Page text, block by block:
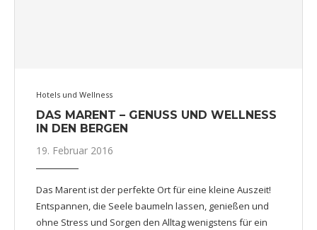
Hotels und Wellness
DAS MARENT – GENUSS UND WELLNESS
IN DEN BERGEN
19. Februar 2016
Das Marent ist der perfekte Ort für eine kleine Auszeit!
Entspannen, die Seele baumeln lassen, genießen und
ohne Stress und Sorgen den Alltag wenigstens für ein